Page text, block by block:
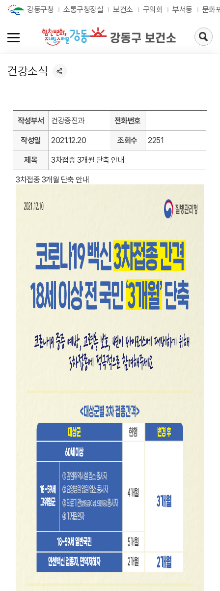
강동구청 소통구청장실 보건소 구의회 부서동 문화
검
색
건강소식
작성부서 건강증진과 전화번호
작성일 2021.12.20 조회수 2251
제목 3차접종 3개월 단축 안내
3차접종 3개월 단축 안내